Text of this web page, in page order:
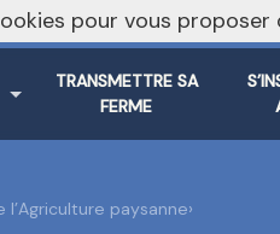
Vers le site
TRANSMETTRE SA
FERME
paysanne›
pour vous